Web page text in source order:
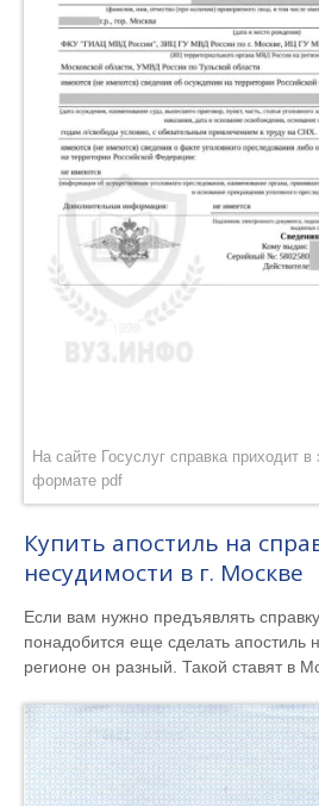
На сайте Госуслуг справка приходит
формате pdf
Купить апостиль на
несудимости в г. Москве
Если вам нужно предъявлять
понадобится еще сделать апостиль
регионе он разный. Такой ставят в